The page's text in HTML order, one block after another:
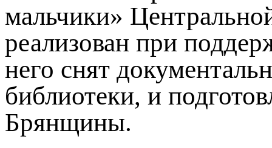
мальчики»
реализован при
него снят
библиотеки, и
Брянщины.